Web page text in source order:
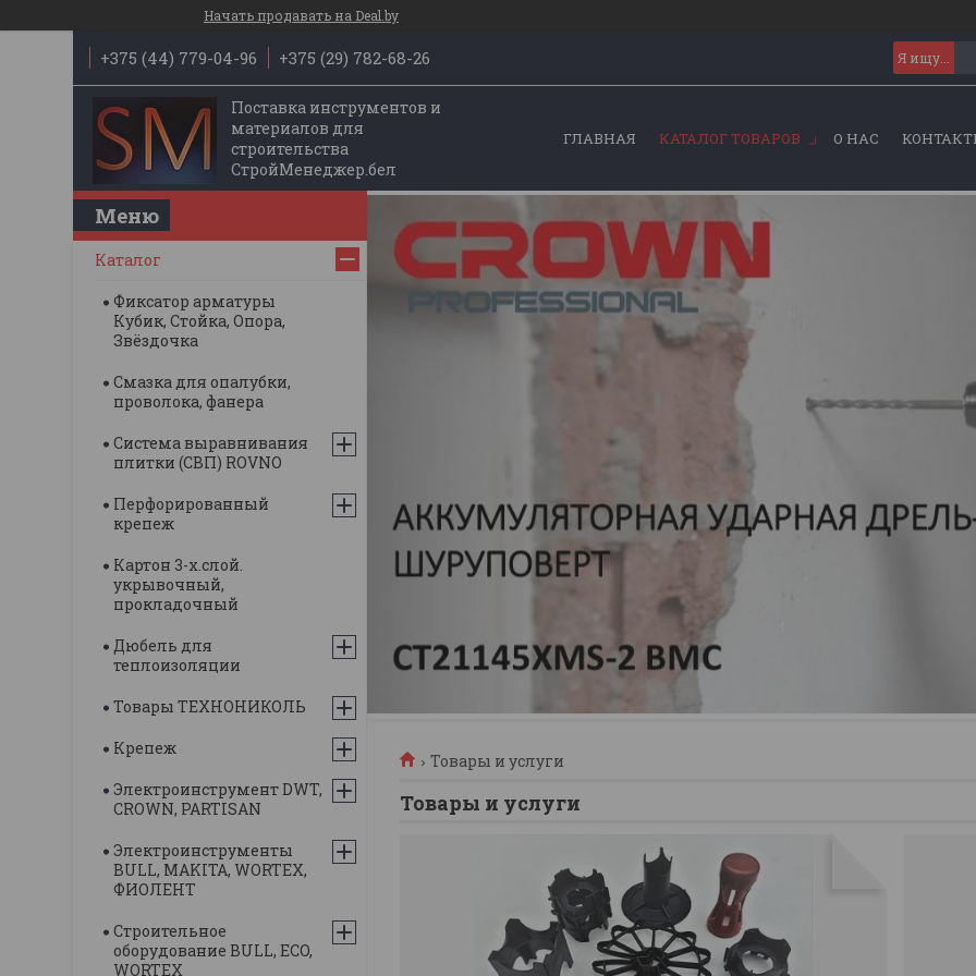
Начать продавать на Deal.by
+375 (44) 779-04-96 +375 (29) 782-68-26
Поставка инструментов и
материалов для
строительства
СтройМенеджер.бел
ГЛАВНАЯ КАТАЛОГ ТОВАРОВ О НАС
Товары и услуги
Товары и услуги
Каталог
Фиксатор арматуры
Кубик, Стойка, Опора,
Звёздочка
Смазка для опалубки,
проволока, фанера
Система выравнивания
плитки (СВП) ROVNO
Перфорированный
крепеж
Картон 3-х.слой.
укрывочный,
прокладочный
Дюбель для
теплоизоляции
Товары ТЕХНОНИКОЛЬ
Крепеж
Электроинструмент DWT,
CROWN, PARTISAN
Электроинструменты
BULL, MAKITA, WORTEX,
ФИОЛЕНТ
Строительное
оборудование BULL, ECO,
WORTEX